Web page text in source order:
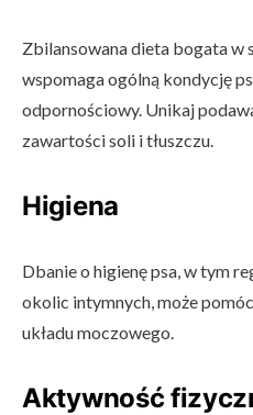
Zbilansowana dieta bogata w
wspomaga ogólną kondycję
odpornościowy. Unikaj
zawartości soli i tłuszczu.
Higiena
Dbanie o higienę psa, w tym
okolic intymnych, może
układu moczowego.
Aktywność